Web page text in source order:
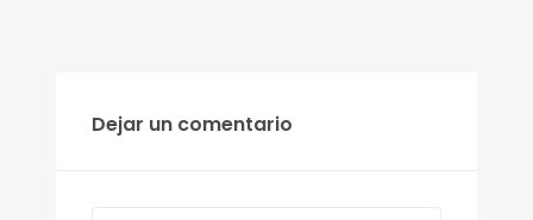
Dejar un comentario